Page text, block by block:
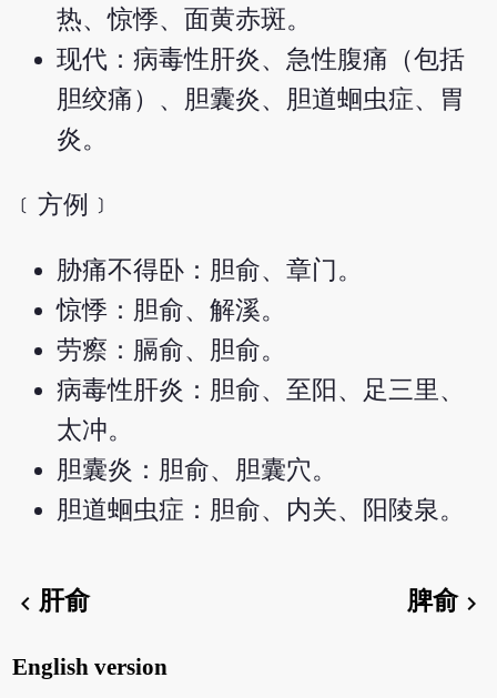
热、惊悸、面黄赤斑。
现代：病毒性肝炎、急性腹痛（包括
胆绞痛）、胆囊炎、胆道蛔虫症、胃
炎。
﹝方例﹞
胁痛不得卧：胆俞、章门。
惊悸：胆俞、解溪。
劳瘵：膈俞、胆俞。
病毒性肝炎：胆俞、至阳、足三里、
太冲。
胆囊炎：胆俞、胆囊穴。
胆道蛔虫症：胆俞、内关、阳陵泉。
chevron_left肝俞 脾俞chevron_right
English version